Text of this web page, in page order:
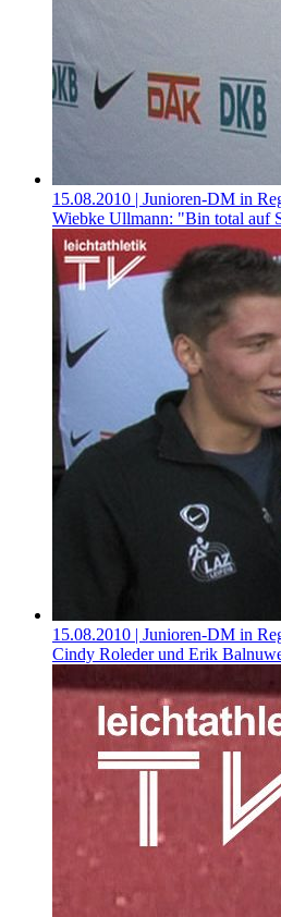
15.08.2010 | Junioren-DM in
Wiebke Ullmann: "Bin total auf
15.08.2010 | Junioren-DM in
Cindy Roleder und Erik